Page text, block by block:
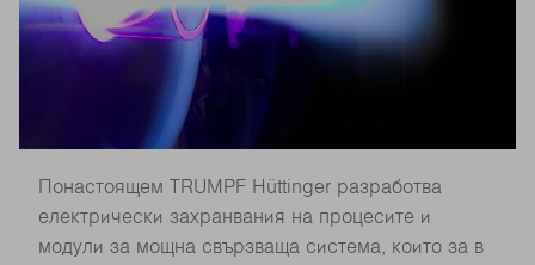
Понастоящем TRUMPF Hüttinger разработва
електрически захранвания на процесите и
модули за мощна свързваща система, които за в